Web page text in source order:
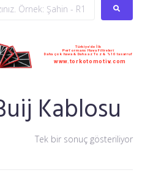
Türkiye'de İlk
Performans Hava Filtreleri
Daha çok hava & Daha az Toz & %10 tasarruf
www.torkotomotiv.com
Kablosu
Tek bir sonuç gösteriliyor